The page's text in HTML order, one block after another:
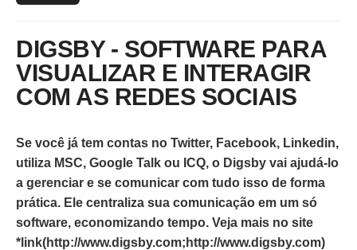
DIGSBY - SOFTWARE PARA
VISUALIZAR E INTERAGIR
COM AS REDES SOCIAIS
Se você já tem contas no Twitter, Facebook, Linkedin,
utiliza MSC, Google Talk ou ICQ, o Digsby vai ajudá-lo
a gerenciar e se comunicar com tudo isso de forma
prática. Ele centraliza sua comunicação em um só
software, economizando tempo. Veja mais no site
*link(http://www.digsby.com;http://www.digsby.com)